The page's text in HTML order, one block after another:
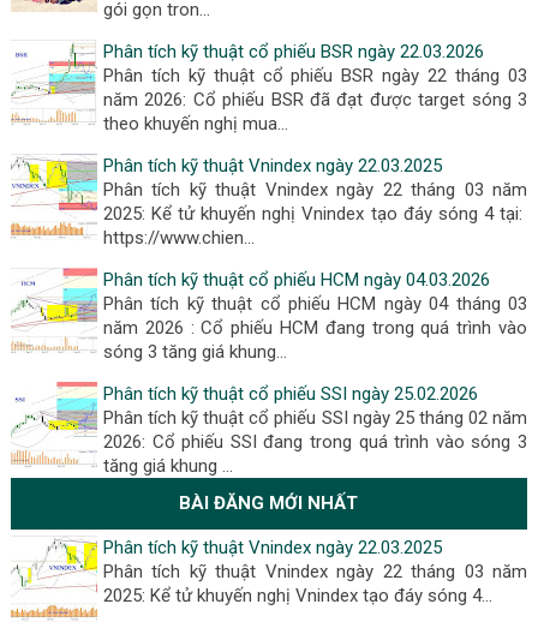
gói gọn tron…
Phân tích kỹ thuật cổ phiếu BSR ngày 22.03.2026
Phân tích kỹ thuật cổ phiếu BSR ngày 22 tháng 03
năm 2026: Cổ phiếu BSR đã đạt được target sóng 3
theo khuyến nghị mua…
Phân tích kỹ thuật Vnindex ngày 22.03.2025
Phân tích kỹ thuật Vnindex ngày 22 tháng 03 năm
2025: Kể tử khuyến nghị Vnindex tạo đáy sóng 4 tại:
https://www.chien…
Phân tích kỹ thuật cổ phiếu HCM ngày 04.03.2026
Phân tích kỹ thuật cổ phiếu HCM ngày 04 tháng 03
năm 2026 : Cổ phiếu HCM đang trong quá trình vào
sóng 3 tăng giá khung…
Phân tích kỹ thuật cổ phiếu SSI ngày 25.02.2026
Phân tích kỹ thuật cổ phiếu SSI ngày 25 tháng 02 năm
2026: Cổ phiếu SSI đang trong quá trình vào sóng 3
tăng giá khung …
BÀI ĐĂNG MỚI NHẤT
Phân tích kỹ thuật Vnindex ngày 22.03.2025
Phân tích kỹ thuật Vnindex ngày 22 tháng 03 năm
2025: Kể tử khuyến nghị Vnindex tạo đáy sóng 4...